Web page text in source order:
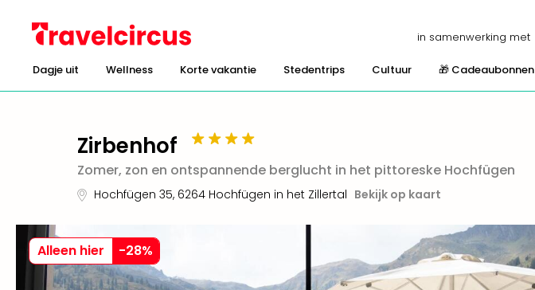
in samenwerking met
Dagje uit Wellness Korte vakantie Stedentrips Cultuur 🎁 Cadeaubonnen
Zirbenhof
Zomer, zon en ontspannende berglucht in het pittoreske Hochfügen
Hochfügen 35, 6264 Hochfügen in het Zillertal Bekijk op kaart
Alleen hier -28%